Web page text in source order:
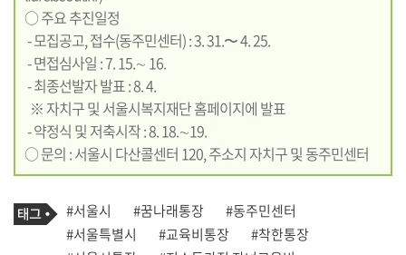
○ 주요 추진일정
- 모집공고, 접수(동주민센터) : 3. 31.〜 4. 25.
- 면접심사일 : 7. 15.∼ 16.
- 최종선발자 발표 : 8. 4.
※ 자치구 및 서울시복지재단 홈페이지에 발표
- 약정식 및 저축시작 : 8. 18.∼19.
○ 문의 : 서울시 다산콜센터 120, 주소지 자치구 및 동주민센터
기
사
관
련
태
그
#서울시 #꿈나래통장
#동주민센터
#서울특별시
#교육비통장
#착한통장